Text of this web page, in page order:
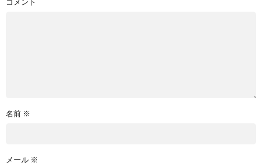
名前 ※
メール ※